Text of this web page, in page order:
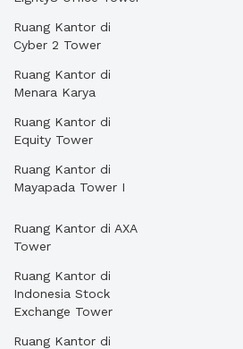
Ruang Kantor di
Cyber 2 Tower
Ruang Kantor di
Menara Karya
Ruang Kantor di
Equity Tower
Ruang Kantor di
Mayapada Tower I
Ruang Kantor di AXA
Tower
Ruang Kantor di
Indonesia Stock
Exchange Tower
Ruang Kantor di